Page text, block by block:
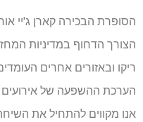
הצורך הדחוף במדיניות
ריקו ובאזורים אחרים
אנו מקווים להתחיל את